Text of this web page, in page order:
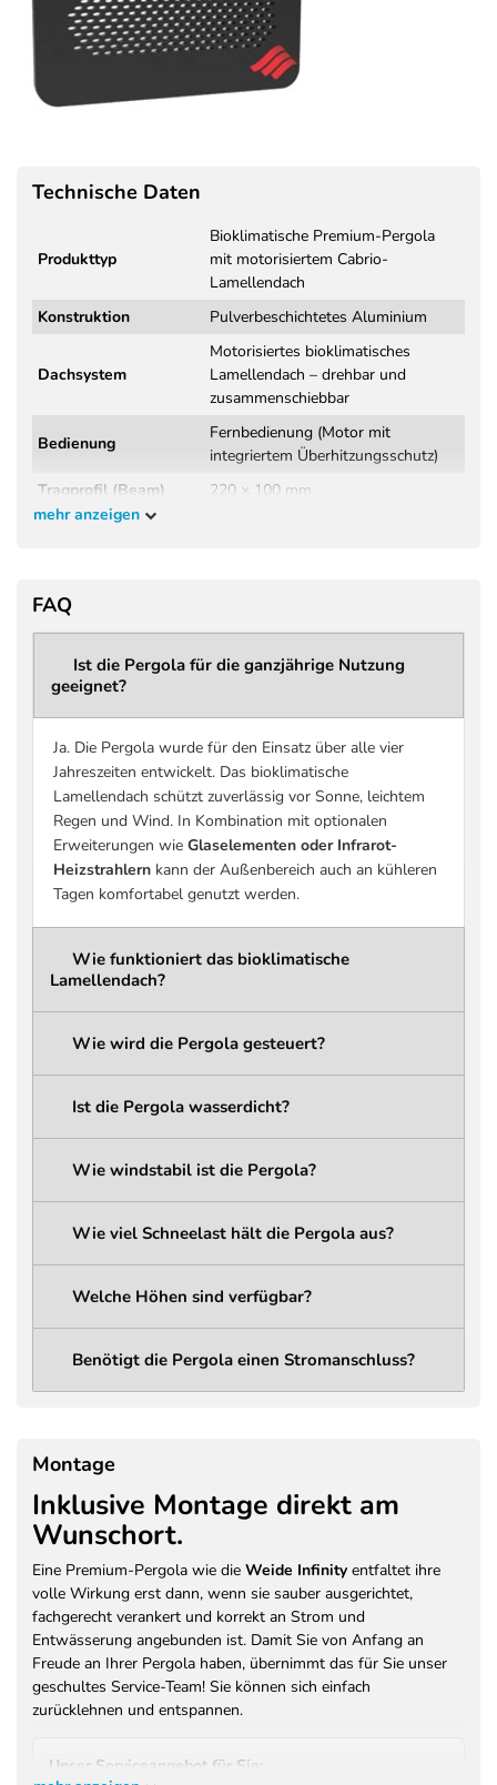
Technische Daten
Produkttyp
Bioklimatische Premium-Pergola
mit motorisiertem Cabrio-
Lamellendach
Konstruktion
Pulverbeschichtetes Aluminium
Dachsystem
Motorisiertes bioklimatisches
Lamellendach – drehbar und
zusammenschiebbar
Bedienung
Fernbedienung (Motor mit
integriertem Überhitzungsschutz)
Tragprofil (Beam)
220 × 100 mm
Wandstärke
Windbeständigkeit
Norm / Prüfung
DIN EN 13561:2015+A1:2004
(Wind- und Regenprüfung,
Regenklasse 2 – getestet bis 56
l/m² pro Stunde
Maximale Schneelast
(praxisrelevant)
bis zu 207 kg/m² (größenabhängig –
siehe Tabelle Schneelast)
Schneelast Pergola-
Konstruktion
bis zu 936 kg/m² (größenabhängig –
siehe Tabelle Schneelast)
Schneelast
bis zu 207 kg/m² (größenabhängig –
Gesamthöhe
wählbar: 261,6 cm / 276,6 cm /
Durchgangshöhe
ca. 236,6 cm / 251,6 cm / 266,6 cm
(abhängig von der gewählten
Gesamthöhe)
Entwässerungssystem
Regenwassermanagement mit
verdeckten Kanälen und
Wasserabfluss über die Pergola-
Pfosten
LED Schutzklasse
IP68 (wasserdicht)
Abstrahlwinkel
120°
LED Spannung
12V DC
Stromanschluss
für Licht und optionales
Farbe
Anthrazit (RAL 7016)
Beschichtung /
Brandschutz
Pulverbeschichtung –
Brandschutzklasse A2-s1, d0 (EN
13501)
Garantie Motor /
Antrieb
3 Jahre Herstellergarantie
/ Beschichtung
Pulverbeschichtung
mehr anzeigen
FAQ
Ist die Pergola für die ganzjährige Nutzung
geeignet?
Ja. Die Pergola wurde für den Einsatz über alle vier
Jahreszeiten entwickelt. Das bioklimatische
Lamellendach schützt zuverlässig vor Sonne, leichtem
Regen und Wind. In Kombination mit optionalen
Erweiterungen wie Glaselementen oder Infrarot-
Heizstrahlernkann der Außenbereich auch an kühleren
Tagen komfortabel genutzt werden.
Wie funktioniert das bioklimatische
Lamellendach?
Wie wird die Pergola gesteuert?
Ist die Pergola wasserdicht?
Wie windstabil ist die Pergola?
Wie viel Schneelast hält die Pergola aus?
Welche Höhen sind verfügbar?
Benötigt die Pergola einen Stromanschluss?
Montage
Inklusive Montage direkt am
Wunschort.
Eine Premium-Pergola wie die Weide Infinity entfaltet ihre
volle Wirkung erst dann, wenn sie sauber ausgerichtet,
fachgerecht verankert und korrekt an Strom und
Entwässerung angebunden ist. Damit Sie von Anfang an
Freude an Ihrer Pergola haben, übernimmt das für Sie unser
geschultes Service-Team! Sie können sich einfach
zurücklehnen und entspannen.
Unser Serviceangebot für Sie: